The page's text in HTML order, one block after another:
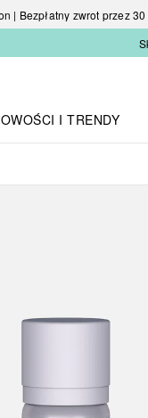
| Bezpłatny zwrot przez
I TRENDY